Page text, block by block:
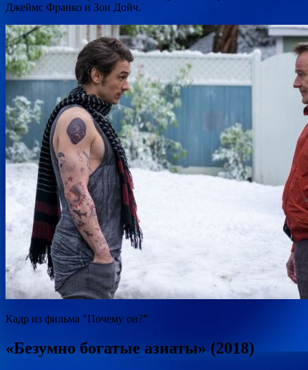
Джеймс Франко и Зои Дойч.
Кадр из фильма "Почему он?"
«Безумно богатые азиаты» (2018)